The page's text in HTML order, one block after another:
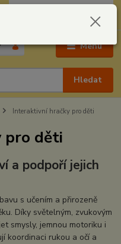
Menu
Hledat
0,00 Kč
Interaktivní hračky pro děti
pro děti
a podpoří jejich
s učením a přirozeně
Díky světelným, zvukovým
smysly, jemnou motoriku i
koordinaci rukou a očí a